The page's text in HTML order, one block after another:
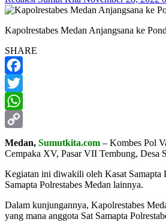
Kapolrestabes Medan Anjangsana ke
SHARE
Facebook
Twitter
WhatsApp
Link
Medan, Sumutkita.com – Kombes Pol
Cempaka XV, Pasar VII Tembung, Desa
Kegiatan ini diwakili oleh Kasat Samapta
Samapta Polrestabes Medan lainnya.
Dalam kunjungannya, Kapolrestabes
yang mana anggota Sat Samapta